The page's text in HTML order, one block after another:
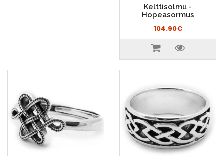
Kelttisolmu -
Hopeasormus
104.90€